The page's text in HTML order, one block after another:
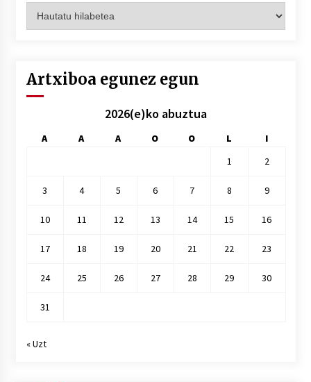
hilez
Artxiboa egunez egun
2026(e)ko abuztua
A A A O O L
I
1
2
3 4 5 6 7 8 9
10 11 12 13 14 15 16
17 18 19 20 21 22 23
24 25 26 27 28 29 30
31
« Uzt